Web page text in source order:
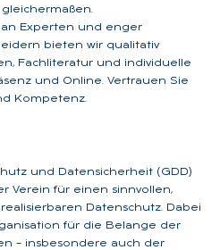
Experten und enger
bieten wir qualitativ
Fachliteratur und individuelle
und Online. Vertrauen Sie
Kompetenz.
und Datensicherheit (GDD)
Verein für einen sinnvollen,
Datenschutz. Dabei
für die Belange der
– insbesondere auch der